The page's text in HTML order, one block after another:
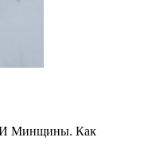
Минщины. Как